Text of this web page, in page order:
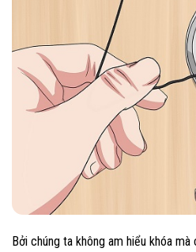
Bởi chúng ta không am hiểu khóa